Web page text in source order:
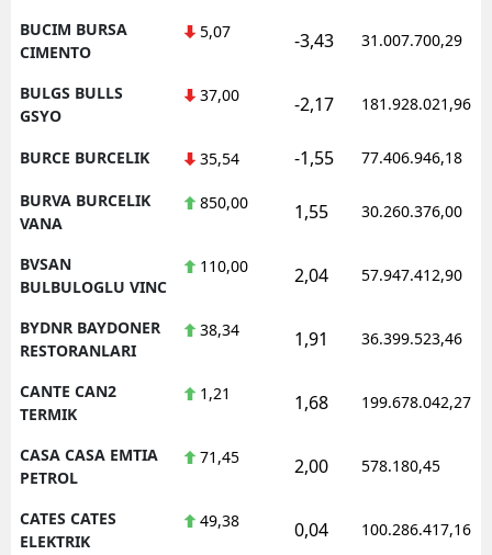
BUCIM BURSA
CIMENTO
5,07 -3,43 31.007.700,29
BULGS BULLS
GSYO
37,00 -2,17 181.928.021,96
BURCE BURCELIK 35,54 -1,55 77.406.946,18
BURVA BURCELIK
VANA
850,00 1,55 30.260.376,00
BVSAN
BULBULOGLU VINC
110,00 2,04 57.947.412,90
BYDNR BAYDONER
RESTORANLARI
38,34 1,91 36.399.523,46
CANTE CAN2
TERMIK
1,21 1,68 199.678.042,27
CASA CASA EMTIA
PETROL
71,45 2,00 578.180,45
CATES CATES
ELEKTRIK
49,38 0,04 100.286.417,16